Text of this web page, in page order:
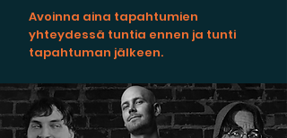
Avoinna aina tapahtumien
yhteydessä tuntia ennen ja tunti
tapahtuman jälkeen.